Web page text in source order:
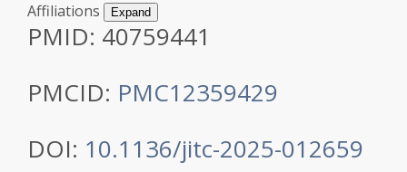
Affiliations
Expand
PMID: 40759441
PMCID: PMC12359429
DOI: 10.1136/jitc-2025-012659